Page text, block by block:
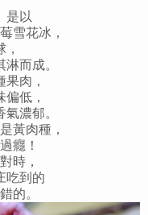
是以
雪花冰，
而成。
肉，
低，
氣濃郁。
黃肉種，
癮！
時，
吃到的
的。